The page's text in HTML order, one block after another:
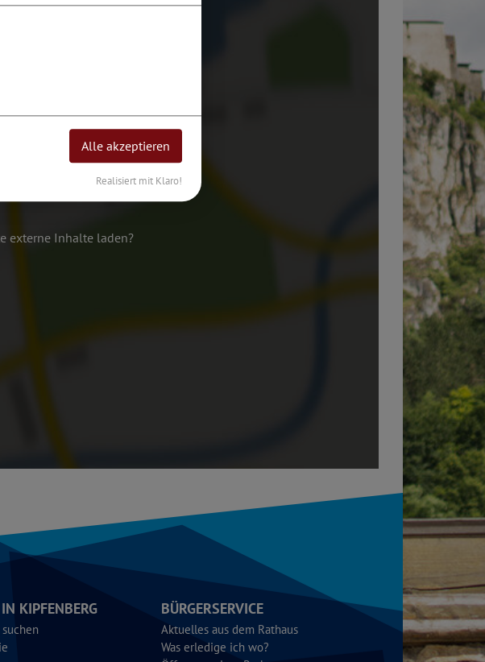
externe Inhalte laden?
KIPFENBERG BÜRGERSERVICE
Aktuelles aus dem Rathaus
Was erledige ich wo?
Alle akzeptieren
Realisiert mit Klaro!